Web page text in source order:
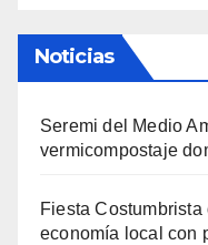
Noticias
Seremi del Medio
vermicompostaje
Fiesta
economía local con